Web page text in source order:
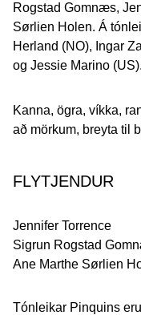
Rogstad Gomnæs,
Sørlien Holen. Á
Herland (NO), Ingar
og Jessie Marino (US).
Kanna, ögra, víkka,
að mörkum, breyta til
FLYTJENDUR
Jennifer Torrence
Sigrun Rogstad
Ane Marthe Sørlien
Tónleikar Pinquins